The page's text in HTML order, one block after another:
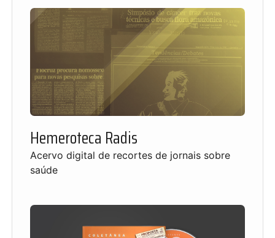
Hemeroteca Radis
Acervo digital de recortes de jornais sobre
saúde